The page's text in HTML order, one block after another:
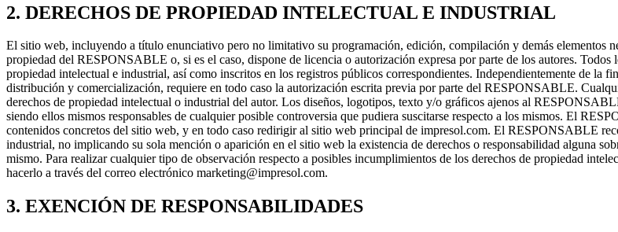
2. DERECHOS DE PROPIEDAD INTELECTUAL E INDUSTRIAL
El sitio web, incluyendo a título enunciativo pero no limitativo su programación, edición, compilación y demás elementos
propiedad del RESPONSABLE o, si es el caso, dispone de licencia o autorización expresa por parte de los autores.
propiedad intelectual e industrial, así como inscritos en los registros públicos correspondientes. Independientemente de la
distribución y comercialización, requiere en todo caso la autorización escrita previa por parte del RESPONSABLE.
derechos de propiedad intelectual o industrial del autor. Los diseños, logotipos, texto y/o gráficos ajenos al
siendo ellos mismos responsables de cualquier posible controversia que pudiera suscitarse respecto a los mismos. El
contenidos concretos del sitio web, y en todo caso redirigir al sitio web principal de impresol.com. El RESPONSABLE
industrial, no implicando su sola mención o aparición en el sitio web la existencia de derechos o responsabilidad alguna
mismo. Para realizar cualquier tipo de observación respecto a posibles incumplimientos de los derechos de propiedad
hacerlo a través del correo electrónico marketing@impresol.com.
3. EXENCIÓN DE RESPONSABILIDADES